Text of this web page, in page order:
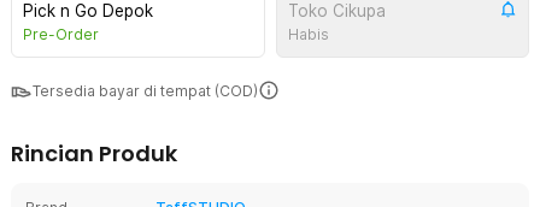
Pick n Go Depok
Pre-Order
Toko Cikupa
Habis
Tersedia bayar di tempat (COD)
Rincian Produk